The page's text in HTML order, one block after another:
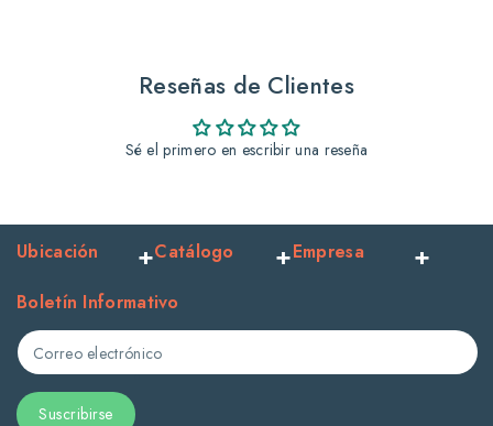
rockerorockero
Reseñas de Clientes
Sé el primero en escribir una reseña
Ubicación Catálogo
Empresa
Boletín Informativo
Correo electrónico
Suscribirse